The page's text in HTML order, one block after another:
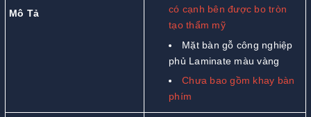
Mô Tả
có cạnh bên được bo tròn
tạo thẩm mỹ
Mặt bàn gỗ công nghiệp
phủ Laminate màu vàng
Chưa bao gồm khay bàn
phím